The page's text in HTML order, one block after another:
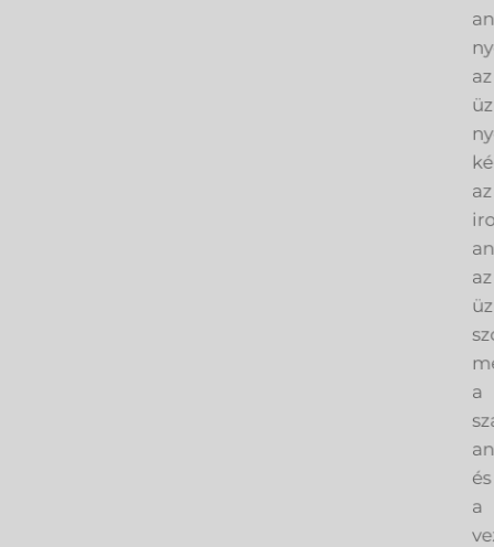
az
az
az
a
és
a